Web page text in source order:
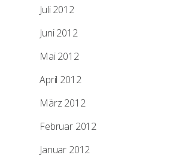
Juli 2012
Juni 2012
Mai 2012
April 2012
März 2012
Februar 2012
Januar 2012